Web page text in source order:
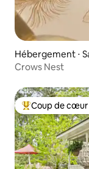
Hébergement ⋅
Crows Nest
Coups de cœur
Coup de cœur